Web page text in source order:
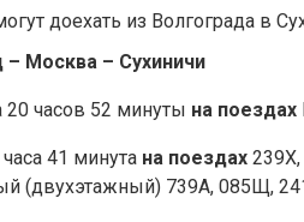
доехать из Волгограда в
– Москва – Сухиничи
20 часов 52 минуты на поездах
41 минута на поездах
(двухэтажный) 739А, 085Щ,